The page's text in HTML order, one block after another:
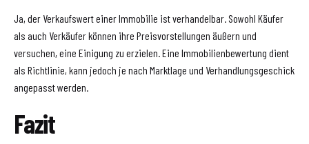
Ja, der Verkaufswert einer Immobilie ist verhandelbar. Sowohl Käufer
als auch Verkäufer können ihre Preisvorstellungen äußern und
versuchen, eine Einigung zu erzielen. Eine Immobilienbewertung dient
als Richtlinie, kann jedoch je nach Marktlage und Verhandlungsgeschick
angepasst werden.
Fazit